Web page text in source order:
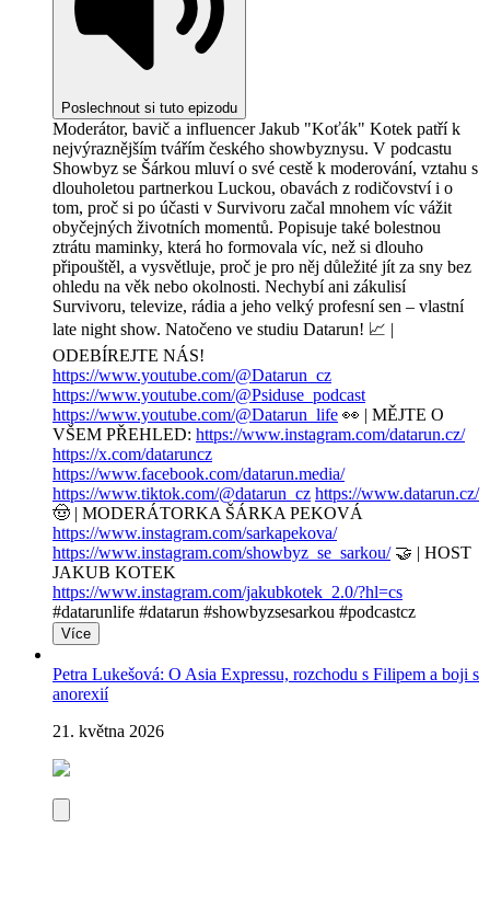
Poslechnout si tuto epizodu
Moderátor, bavič a influencer Jakub "Koťák" Kotek patří k
nejvýraznějším tvářím českého showbyznysu. V podcastu
Showbyz se Šárkou mluví o své cestě k moderování, vztahu s
dlouholetou partnerkou Luckou, obavách z rodičovství i o
tom, proč si po účasti v Survivoru začal mnohem víc vážit
obyčejných životních momentů. Popisuje také bolestnou
ztrátu maminky, která ho formovala víc, než si dlouho
připouštěl, a vysvětluje, proč je pro něj důležité jít za sny bez
ohledu na věk nebo okolnosti. Nechybí ani zákulisí
Survivoru, televize, rádia a jeho velký profesní sen – vlastní
late night show. Natočeno ve studiu Datarun! 📈 |
ODEBÍREJTE NÁS!
https://www.youtube.com/@Datarun_cz
https://www.youtube.com/@Psiduse_podcast
https://www.youtube.com/@Datarun_life 👀 | MĚJTE O
VŠEM PŘEHLED: https://www.instagram.com/datarun.cz/
https://x.com/dataruncz
https://www.facebook.com/datarun.media/
https://www.tiktok.com/@datarun_cz https://www.datarun.cz/
🤠 | MODERÁTORKA ŠÁRKA PEKOVÁ
https://www.instagram.com/sarkapekova/
https://www.instagram.com/showbyz_se_sarkou/🤝 | HOST
JAKUB KOTEK
https://www.instagram.com/jakubkotek_2.0/?hl=cs
#datarunlife #datarun #showbyzsesarkou #podcastcz
Více
Petra Lukešová: O Asia Expressu, rozchodu s Filipem a boji s
anorexií
21. května 2026